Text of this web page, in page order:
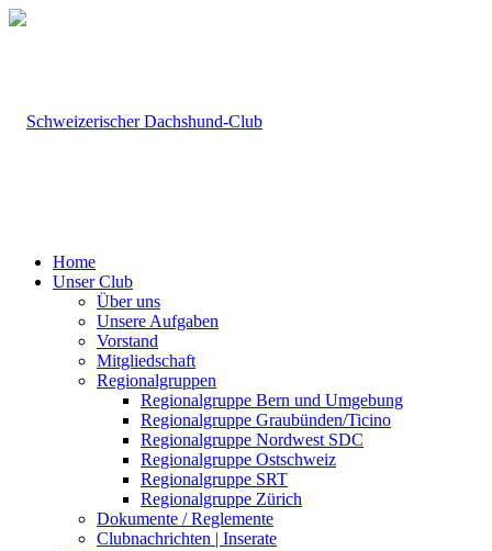
Home
Unser Club
Über uns
Unsere Aufgaben
Vorstand
Mitgliedschaft
Regionalgruppen
Regionalgruppe Bern und Umgebung
Regionalgruppe Graubünden/Ticino
Regionalgruppe Nordwest SDC
Regionalgruppe Ostschweiz
Regionalgruppe SRT
Regionalgruppe Zürich
Dokumente / Reglemente
Clubnachrichten | Inserate